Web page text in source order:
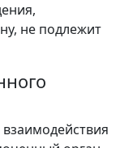
не подлежит